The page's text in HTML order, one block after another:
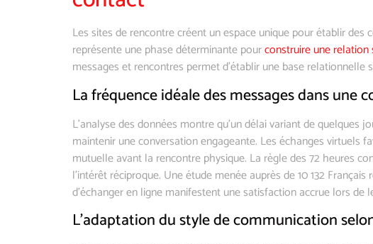
Les sites de rencontre créent un espace unique pour établir
représente une phase déterminante pourconstruire une relation
messages et rencontres permet d’établir une base relationnelle
La fréquence idéale des messages dans une
L’analyse des données montre qu’un délai variant de quelques
maintenir une conversation engageante. Les échanges virtuels
mutuelle avant la rencontre physique. La règle des 72 heures
l’intérêt réciproque. Une étude menée auprès de 10 132
d’échanger en ligne manifestent une satisfaction accrue lors de
L’adaptation du style de communication